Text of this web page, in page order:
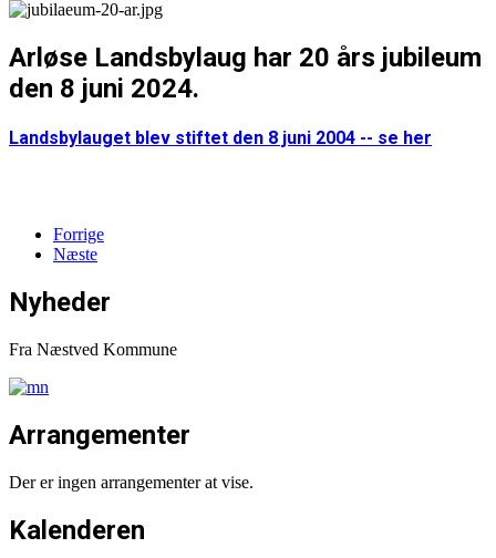
Arløse Landsbylaug har 20 års jubileum
den 8 juni 2024.
Landsbylauget blev stiftet den 8 juni 2004 -- se her
Forrige
Næste
Nyheder
Fra Næstved Kommune
Arrangementer
Der er ingen arrangementer at vise.
Kalenderen